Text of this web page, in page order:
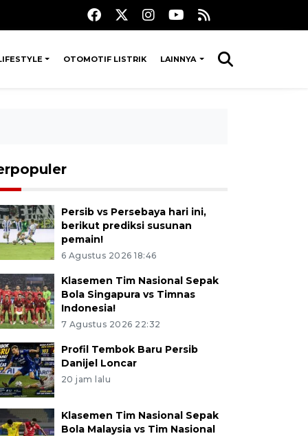
OTOMOTIF LISTRIK LAINNYA
Persib vs Persebaya hari ini,
berikut prediksi susunan
pemain!
6 Agustus 2026 18:46
Klasemen Tim Nasional Sepak
Bola Singapura vs Timnas
Indonesia!
7 Agustus 2026 22:32
Profil Tembok Baru Persib
Danijel Loncar
20 jam lalu
Klasemen Tim Nasional Sepak
Bola Malaysia vs Tim Nasional